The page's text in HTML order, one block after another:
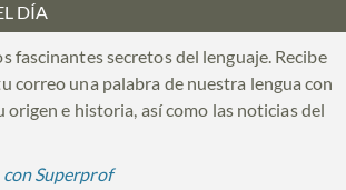
DÍA
fascinantes secretos del lenguaje. Recibe
correo una palabra de nuestra lengua con
origen e historia, así como las noticias del
Superprof